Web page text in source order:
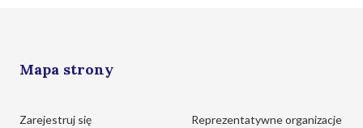
Mapa strony
Zarejestruj się
Reprezentatywne organizacje